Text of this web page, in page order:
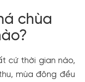
chùa
cứ thời gian nào,
mùa đông đều